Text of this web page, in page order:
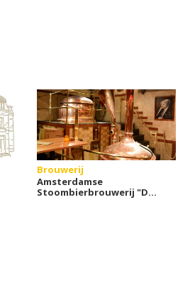
Brouwerij
Amsterdamse
Stoombierbrouwerij "De